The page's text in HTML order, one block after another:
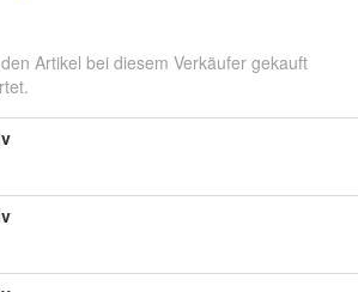
Artikel bei diesem Verkäufer gekauft